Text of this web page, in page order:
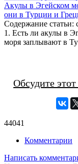
Акулы в Эгейском
они в Турции и
Содержание статьи:
1. Есть ли акулы в
моря заплывают в
Обсудите
44041
Комментарии
Написать